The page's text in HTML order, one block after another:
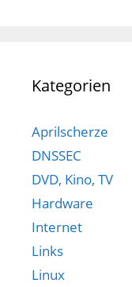
Kategorien
Aprilscherze
DNSSEC
DVD, Kino, TV
Hardware
Internet
Links
Linux